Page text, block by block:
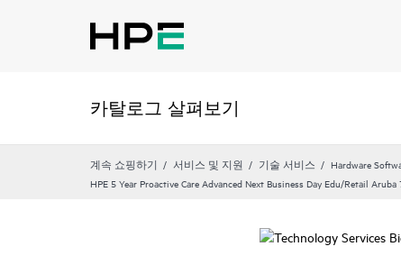
카탈로그 살펴보기
계속 쇼핑하기 서비스 및 지원 기술 서비스 Hardware
HPE 5 Year Proactive Care Advanced Next Business Day Edu/Retail